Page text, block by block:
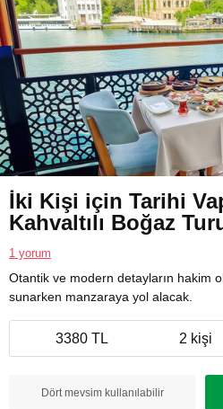
İki Kişi için Tarihi
Kahvaltılı Boğaz
1 yorum
Otantik ve modern detayların hakim
sunarken manzaraya yol alacak.
3380 TL 2 kişi
Dört mevsim kullanılabilir